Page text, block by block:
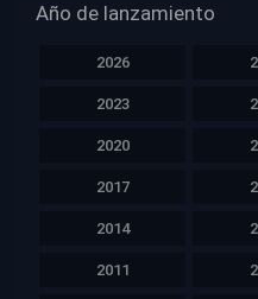
Año de lanzamiento
2026
2023
2020
2017
2014
2011